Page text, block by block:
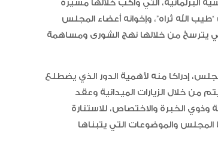
البرلمانية، التي واكب خلالها مسيرة
الله ثراه”، وإخوانه أعضاء المجلس
يترسخ من خلالها نهج الشورى ومساهمة
إدراكا منه لأهمية الدور الذي يضطلع
من خلال الزيارات الميدانية وعقد
الخبرة والاختصاص، للاستنارة
والموضوعات التي يتبناها
ميدالية و10 أرقام قياسية في كأس